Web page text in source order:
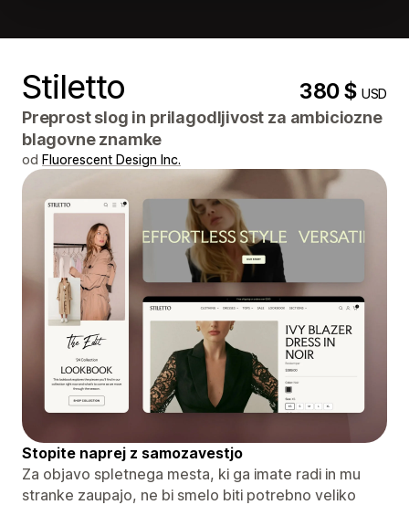
Stiletto 380 $USD
Preprost slog in prilagodljivost za ambiciozne
blagovne znamke
od Fluorescent Design Inc.
Stopite naprej z samozavestjo
Za objavo spletnega mesta, ki ga imate radi in mu
stranke zaupajo, ne bi smelo biti potrebno veliko